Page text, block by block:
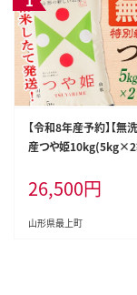
【令和8年産予約】【無
産つや姫
26,500円
山形県最上町